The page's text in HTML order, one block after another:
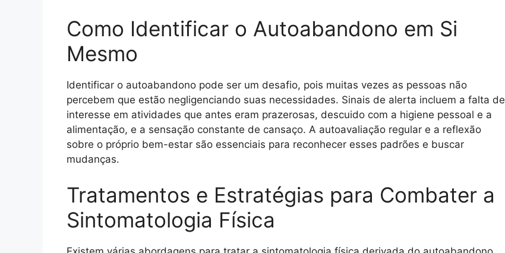
Como Identificar o Autoabandono em Si
Mesmo
Identificar o autoabandono pode ser um desafio, pois muitas vezes as pessoas não
percebem que estão negligenciando suas necessidades. Sinais de alerta incluem a falta de
interesse em atividades que antes eram prazerosas, descuido com a higiene pessoal e a
alimentação, e a sensação constante de cansaço. A autoavaliação regular e a reflexão
sobre o próprio bem-estar são essenciais para reconhecer esses padrões e buscar
mudanças.
Tratamentos e Estratégias para Combater a
Sintomatologia Física